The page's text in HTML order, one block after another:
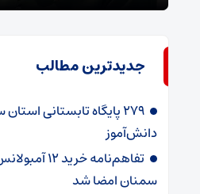
جدیدترین مطالب
دانش‌آموز
تفاهم‌نامه
سمنان امضا شد